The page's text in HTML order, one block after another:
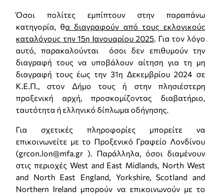
Όσοι πολίτες εμπίπτουν στην παραπάνω
κατηγορία, θα διαγραφούν από τους εκλογικούς
καταλόγους την 15η Ιανουαρίου 2025. Για τον λόγο
αυτό, παρακαλούνται όσοι δεν επιθυμούν την
διαγραφή τους να υποβάλουν αίτηση για τη μη
διαγραφή τους έως την 31η Δεκεμβρίου 2024 σε
Κ.Ε.Π., στον Δήμο τους ή στην πλησιέστερη
προξενική αρχή, προσκομίζοντας διαβατήριο,
ταυτότητα ή ελληνικό δίπλωμα οδήγησης.
Για σχετικές πληροφορίες μπορείτε να
επικοινωνείτε με το Προξενικό Γραφείο Λονδίνου
(grcon.lon@mfa.gr ). Παράλληλα, όσοι διαμένουν
στις περιοχές West and East Midlands, North West
and North East England, Yorkshire, Scotland and
Northern Ireland μπορούν να επικοινωνούν με το